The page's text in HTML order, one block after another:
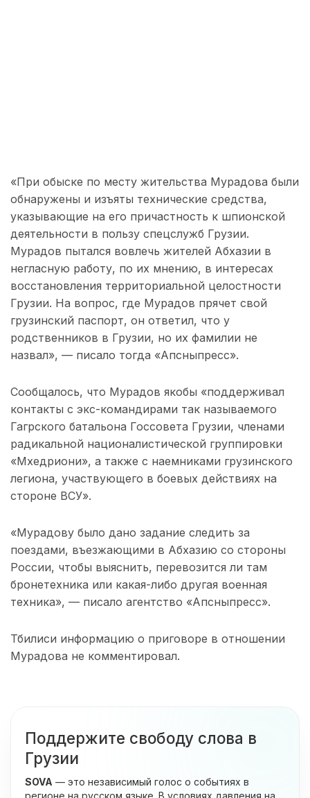
«При обыске по месту жительства Мурадова были
обнаружены и изъяты технические средства,
указывающие на его причастность к шпионской
деятельности в пользу спецслужб Грузии.
Мурадов пытался вовлечь жителей Абхазии в
негласную работу, по их мнению, в интересах
восстановления территориальной целостности
Грузии. На вопрос, где Мурадов прячет свой
грузинский паспорт, он ответил, что у
родственников в Грузии, но их фамилии не
назвал», — писало тогда «Апсныпресс».
Сообщалось, что Мурадов якобы «поддерживал
контакты с экс-командирами так называемого
Гагрского батальона Госсовета Грузии, членами
радикальной националистической группировки
«Мхедриони», а также с наемниками грузинского
легиона, участвующего в боевых действиях на
стороне ВСУ».
«Мурадову было дано задание следить за
поездами, въезжающими в Абхазию со стороны
России, чтобы выяснить, перевозится ли там
бронетехника или какая-либо другая военная
техника», — писало агентство «Апсныпресс».
Тбилиси информацию о приговоре в отношении
Мурадова не комментировал.
Поддержите свободу слова в
Грузии
SOVA — это независимый голос о событиях в